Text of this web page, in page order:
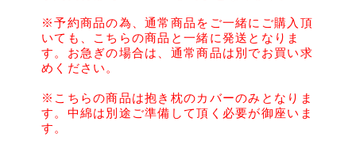
※予約商品の為、通常商品をご一緒にご購入頂
いても、こちらの商品と一緒に発送となりま
す。お急ぎの場合は、通常商品は別でお買い求
めください。
※こちらの商品は抱き枕のカバーのみとなりま
す。中綿は別途ご準備して頂く必要が御座いま
す。